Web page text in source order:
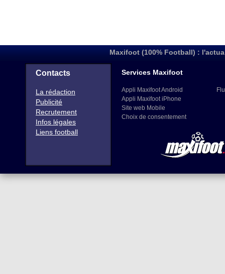
Maxifoot (100% Football) :
Contacts
La rédaction
Publicité
Recrutement
Infos légales
Liens football
Services Maxifoot
Appli Maxifoot Android
Appli Maxifoot iPhone
Site web Mobile
Choix de consentement